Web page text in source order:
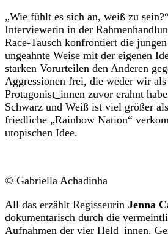
„Wie fühlt es sich an, weiß zu
Interviewerin in der
Race-Tausch konfrontiert die
ungeahnte Weise mit der eigenen
starken Vorurteilen den Anderen
Aggressionen frei, die weder wir
Protagonist_innen zuvor erahnt
Schwarz und Weiß ist viel größer
friedliche „Rainbow Nation“
utopischen Idee.
© Gabriella Achadinha
All das erzählt Regisseurin Jenna
dokumentarisch durch die
Aufnahmen der vier Held_innen.